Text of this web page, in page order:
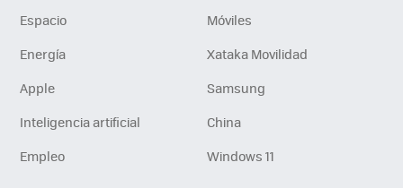
Espacio
Móviles
Energía
Xataka Movilidad
Apple
Samsung
Inteligencia artificial
China
Empleo
Windows 11